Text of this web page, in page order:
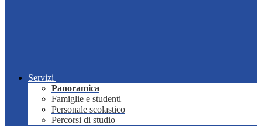
Servizi
Panoramica
Famiglie e studenti
Personale scolastico
Percorsi di studio